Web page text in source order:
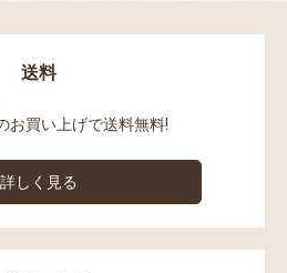
送料
お買い上げで送料無料!
詳しく見る